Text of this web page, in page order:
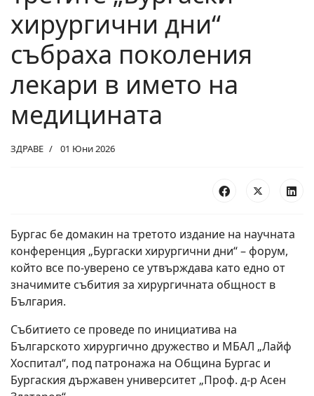
Третите „Бургаски
хирургични дни“
събраха поколения
лекари в името на
медицината